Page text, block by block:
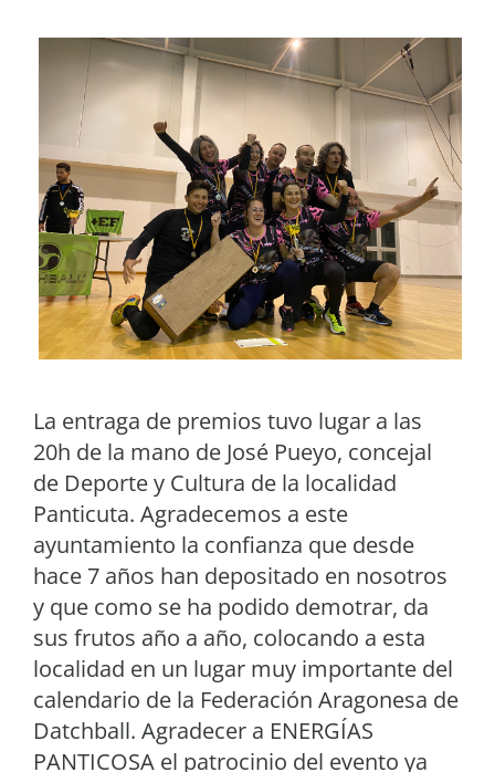
La entraga de premios tuvo lugar a las
20h de la mano de José Pueyo, concejal
de Deporte y Cultura de la localidad
Panticuta. Agradecemos a este
ayuntamiento la confianza que desde
hace 7 años han depositado en nosotros
y que como se ha podido demotrar, da
sus frutos año a año, colocando a esta
localidad en un lugar muy importante del
calendario de la Federación Aragonesa de
Datchball. Agradecer a ENERGÍAS
PANTICOSA el patrocinio del evento ya